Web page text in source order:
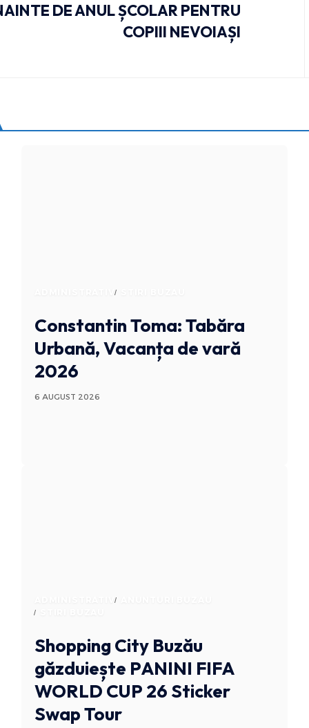
DE ANUL ȘCOLAR PENTRU
COPIII NEVOIAȘI
ADMINISTRATIV
Constantin Toma: Tabăra
Urbană, Vacanța de vară
2026
6 AUGUST 2026
ADMINISTRATIV
Shopping City Buzău
găzduiește PANINI FIFA
WORLD CUP 26 Sticker
Swap Tour